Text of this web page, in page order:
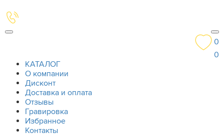
0
0
КАТАЛОГ
О компании
Дисконт
Доставка и оплата
Отзывы
Гравировка
Избранное
Контакты